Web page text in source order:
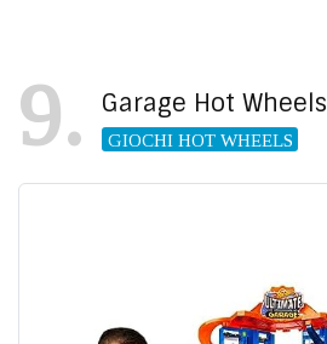
9 Garage Hot Wheels
GIOCHI HOT WHEELS